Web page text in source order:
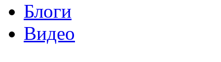
Блоги
Видео